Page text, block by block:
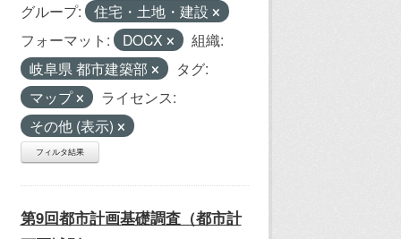
グループ:
住宅・土地・建設
フォーマット:
DOCX
組織:
岐阜県 都市建築部
タグ:
マップ
ライセンス:
その他 (表示)
フィルタ結果
第9回都市計画基礎調査（都市計